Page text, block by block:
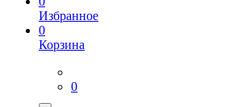
Избранное
0
Корзина
0